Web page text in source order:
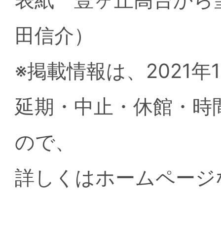
田信介）
※掲載情報は、2021年
延期・中止・休館・
ので、
詳しくはホームペー